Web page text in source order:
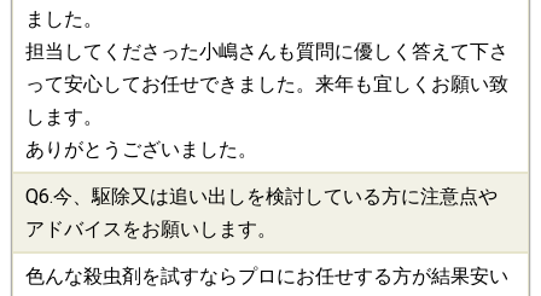
ました。
担当してくださった小嶋さんも質問に優しく答えて下さ
って安心してお任せできました。来年も宜しくお願い致
します。
ありがとうございました。
Q6.今、駆除又は追い出しを検討している方に注意点や
アドバイスをお願いします。
色んな殺虫剤を試すならプロにお任せする方が結果安い